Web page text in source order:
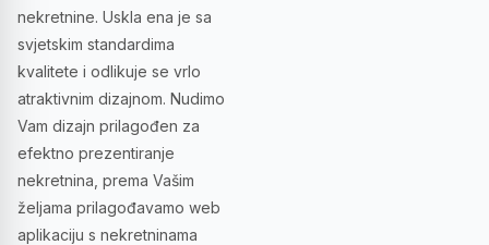
nekretnine. Uskla ena je sa
svjetskim standardima
kvalitete i odlikuje se vrlo
atraktivnim dizajnom. Nudimo
Vam dizajn prilagođen za
efektno prezentiranje
nekretnina, prema Vašim
željama prilagođavamo web
aplikaciju s nekretninama